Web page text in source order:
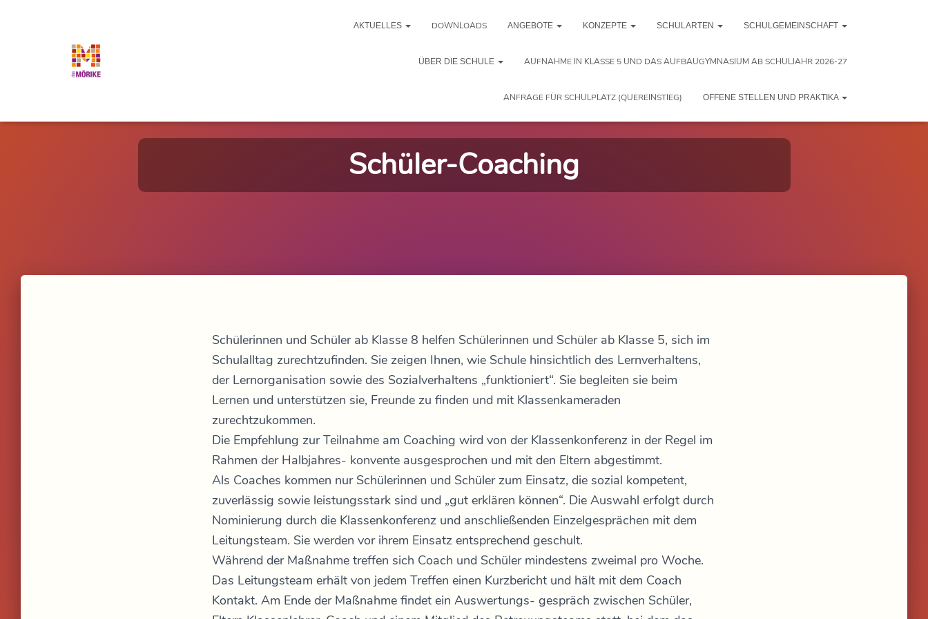
AKTUELLES DOWNLOADS ANGEBOTE KONZEPTE SCHULARTEN SCHULGEMEINSCHAFT
ÜBER DIE SCHULE AUFNAHME IN KLASSE 5 UND DAS AUFBAUGYMNASIUM AB SCHULJAHR 2026-27
ANFRAGE FÜR SCHULPLATZ (QUEREINSTIEG) OFFENE STELLEN UND PRAKTIKA
Schüler-Coaching
Schülerinnen und Schüler ab Klasse 8 helfen Schülerinnen und Schüler ab Klasse 5, sich im
Schulalltag zurechtzufinden. Sie zeigen Ihnen, wie Schule hinsichtlich des Lernverhaltens,
der Lernorganisation sowie des Sozialverhaltens „funktioniert“. Sie begleiten sie beim
Lernen und unterstützen sie, Freunde zu finden und mit Klassenkameraden
zurechtzukommen.
Die Empfehlung zur Teilnahme am Coaching wird von der Klassenkonferenz in der Regel im
Rahmen der Halbjahres- konvente ausgesprochen und mit den Eltern abgestimmt.
Als Coaches kommen nur Schülerinnen und Schüler zum Einsatz, die sozial kompetent,
zuverlässig sowie leistungsstark sind und „gut erklären können“. Die Auswahl erfolgt durch
Nominierung durch die Klassenkonferenz und anschließenden Einzelgesprächen mit dem
Leitungsteam. Sie werden vor ihrem Einsatz entsprechend geschult.
Während der Maßnahme treffen sich Coach und Schüler mindestens zweimal pro Woche.
Das Leitungsteam erhält von jedem Treffen einen Kurzbericht und hält mit dem Coach
Kontakt. Am Ende der Maßnahme findet ein Auswertungs- gespräch zwischen Schüler,